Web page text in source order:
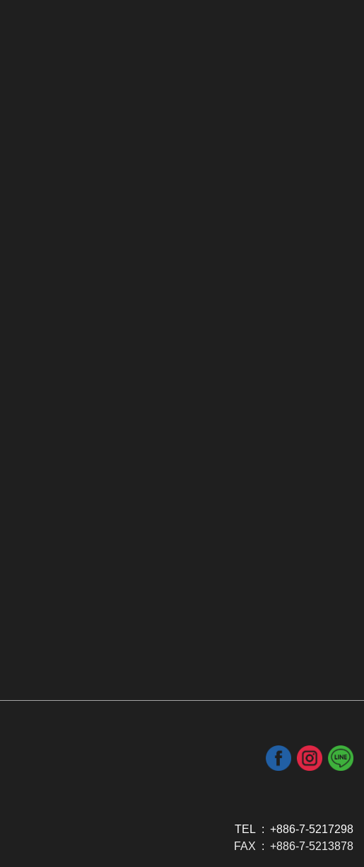
TEL : +886-7-5217298
FAX : +886-7-5213878